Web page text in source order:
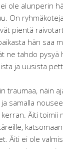
ole alunperin
On
pientä
hän saa
ne tahdo pysyä
ja uusista
traumaa, näin
samalla
Äiti toimii
Äiti ei ole